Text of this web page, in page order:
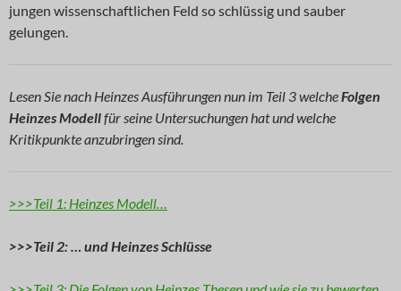
jungen wissenschaftlichen Feld so schlüssig und sauber
gelungen.
Lesen Sie nach Heinzes Ausführungen nun im Teil 3 welcheFolgen
Heinzes Modellfür seine Untersuchungen hat und welche
Kritikpunkte anzubringen sind.
>>>Teil 1: Heinzes Modell…
>>>Teil 2: … und Heinzes Schlüsse